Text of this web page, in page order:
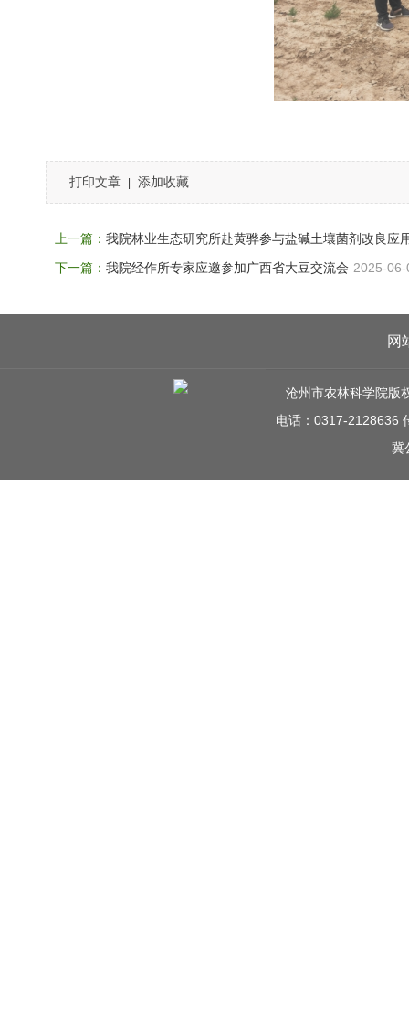
打印文章 添加收藏
上一篇： 我院林业生态研究所赴黄骅参与盐碱土壤菌剂改良应
下一篇： 我院经作所专家应邀参加广西省大豆交流会 2025-06-
网
沧州市农林科学院版
电话：0317-2128636
冀